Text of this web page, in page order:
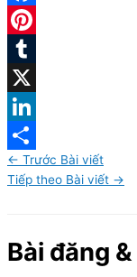
← Trước Bài viết
Tiếp theo Bài viết →
Bài đăng